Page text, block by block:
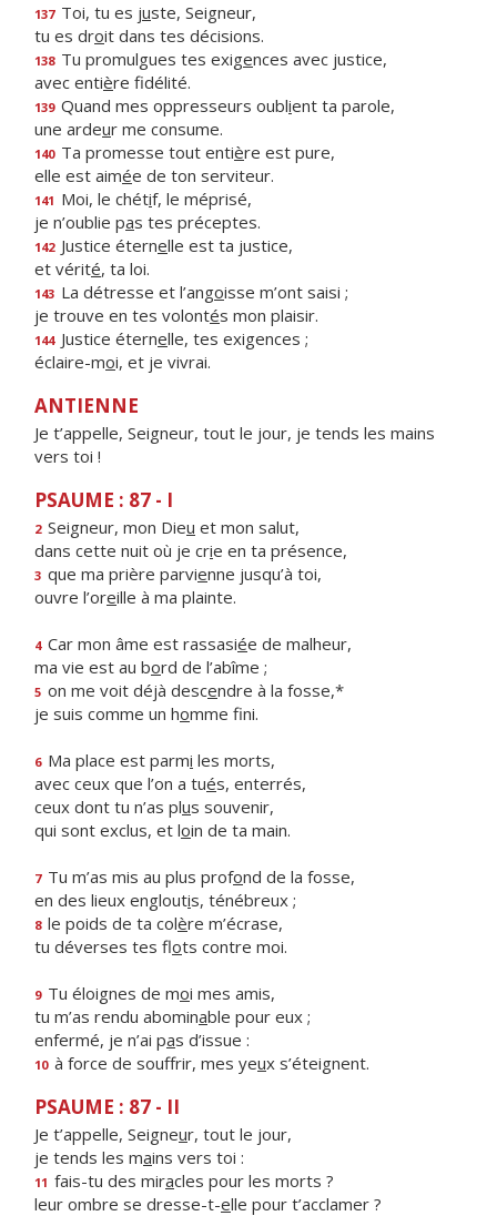
137 Toi, tu es juste, Seigneur,
tu es droit dans tes décisions.
138 Tu promulgues tes exigences avec justice,
avec entière fidélité.
139 Quand mes oppresseurs oublient ta parole,
une ardeur me consume.
140 Ta promesse tout entière est pure,
elle est aimée de ton serviteur.
141 Moi, le chétif, le méprisé,
je n’oublie pas tes préceptes.
142 Justice éternelle est ta justice,
et vérité, ta loi.
143 La détresse et l’angoisse m’ont saisi ;
je trouve en tes volontés mon plaisir.
144 Justice éternelle, tes exigences ;
éclaire-moi, et je vivrai.
ANTIENNE
Je t’appelle, Seigneur, tout le jour, je tends les mains
vers toi !
PSAUME : 87 - I
2 Seigneur, mon Dieu et mon salut,
dans cette nuit où je crie en ta présence,
3 que ma prière parvienne jusqu’à toi,
ouvre l’oreille à ma plainte.
4 Car mon âme est rassasiée de malheur,
ma vie est au bord de l’abîme ;
5 on me voit déjà descendre à la fosse,*
je suis comme un homme fini.
6 Ma place est parmi les morts,
avec ceux que l’on a tués, enterrés,
ceux dont tu n’as plus souvenir,
qui sont exclus, et loin de ta main.
7 Tu m’as mis au plus profond de la fosse,
en des lieux engloutis, ténébreux ;
8 le poids de ta colère m’écrase,
tu déverses tes flots contre moi.
9 Tu éloignes de moi mes amis,
tu m’as rendu abominable pour eux ;
enfermé, je n’ai pas d’issue :
10 à force de souffrir, mes yeux s’éteignent.
PSAUME : 87 - II
Je t’appelle, Seigneur, tout le jour,
je tends les mains vers toi :
11 fais-tu des miracles pour les morts ?
leur ombre se dresse-t-elle pour t’acclamer ?